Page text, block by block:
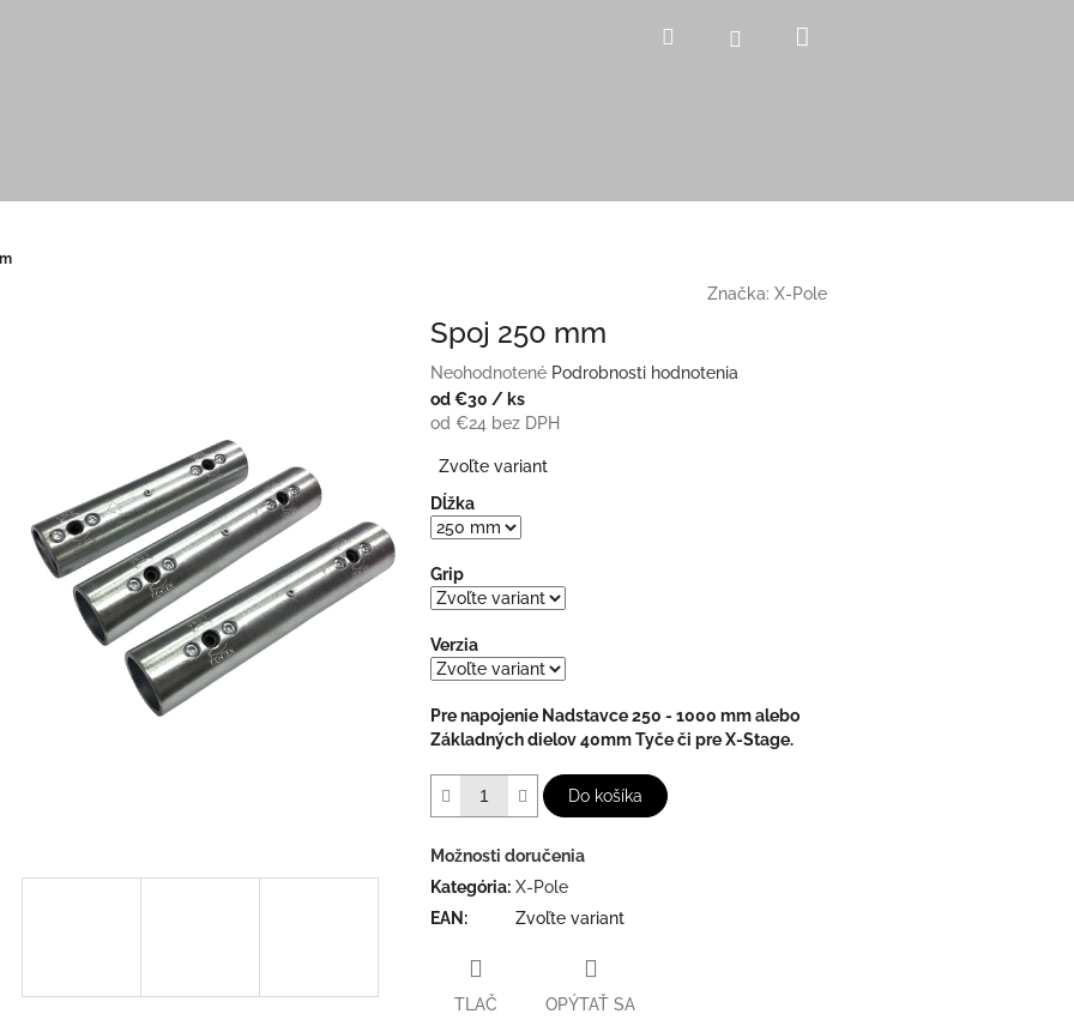
Hľadať Prihlásenie
Značka: X-Pole
Spoj 250 mm
Priemerné
hodnotenie
produktu
0,0
z
5
hviezdičiek.
Neohodnotené Podrobnosti hodnotenia
od€30 / ks
od €24 bez DPH
cena:
Zvoľte variant
Dĺžka
Grip
Verzia
Pre napojenie Nadstavce 250 - 1000 mm alebo
Základných dielov 40mm Tyče či pre X-Stage.
Do košíka
Možnosti doručenia
Kategória: X-Pole
EAN: Zvoľte variant
TLAČ OPÝTAŤ SA